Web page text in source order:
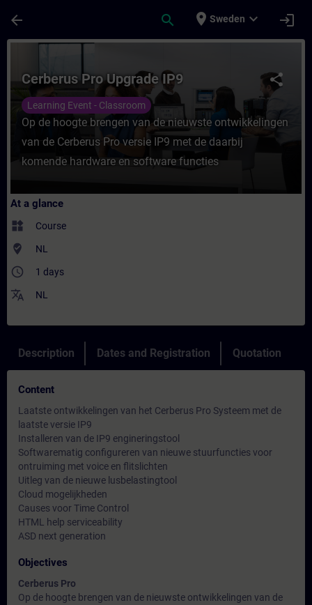
arrow_back search place Sweden expand_more login
Course - Cerberus Pro Upgrade IP9 -
share
Cerberus Pro Upgrade IP9
Learning Event - Classroom
Op de hoogte brengen van de nieuwste ontwikkelingen
van de Cerberus Pro versie IP9 met de daarbij
komende hardware en software functies
At a glance
widgets Course
where_to_vote NL
access_time 1 days
translate NL
Description Dates and Registration Quotation
Content
Laatste ontwikkelingen van het Cerberus Pro Systeem met de
laatste versie IP9
Installeren van de IP9 engineringstool
Softwarematig configureren van nieuwe stuurfuncties voor
ontruiming met voice en flitslichten
Uitleg van de nieuwe lusbelastingtool
Cloud mogelijkheden
Causes voor Time Control
HTML help serviceability
ASD next generation
Objectives
Cerberus Pro
Op de hoogte brengen van de nieuwste ontwikkelingen van de